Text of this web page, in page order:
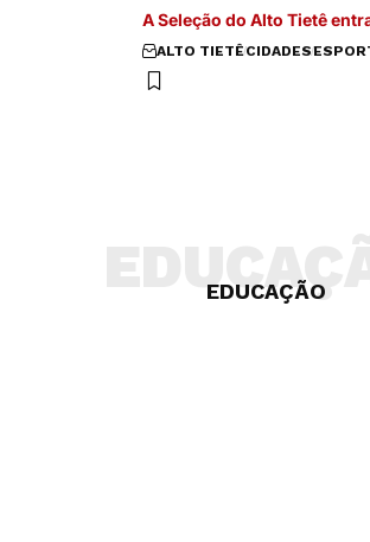
A Seleção do Alto Tietê
ALTO TIETÊCIDADES
EDUCAÇÃO